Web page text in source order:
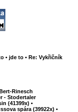
• jde to • Re: Vykřičník
Rinesch
- Stodertaler
(41399x) •
spára (39922x) •